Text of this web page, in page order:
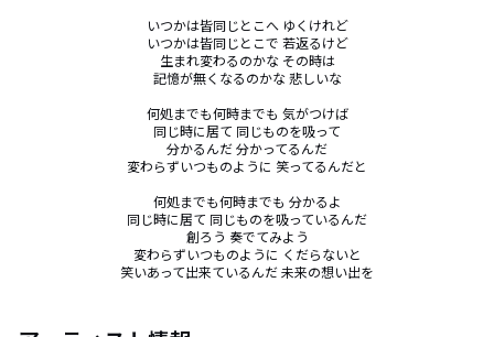
いつかは皆同じとこへ ゆくけれど
いつかは皆同じとこで 若返るけど
生まれ変わるのかな その時は
記憶が無くなるのかな 悲しいな
何処までも何時までも 気がつけば
同じ時に居て 同じものを吸って
分かるんだ 分かってるんだ
変わらずいつものように 笑ってるんだと
何処までも何時までも 分かるよ
同じ時に居て 同じものを吸っているんだ
創ろう 奏でてみよう
変わらずいつものように くだらないと
笑いあって出来ているんだ 未来の想い出を